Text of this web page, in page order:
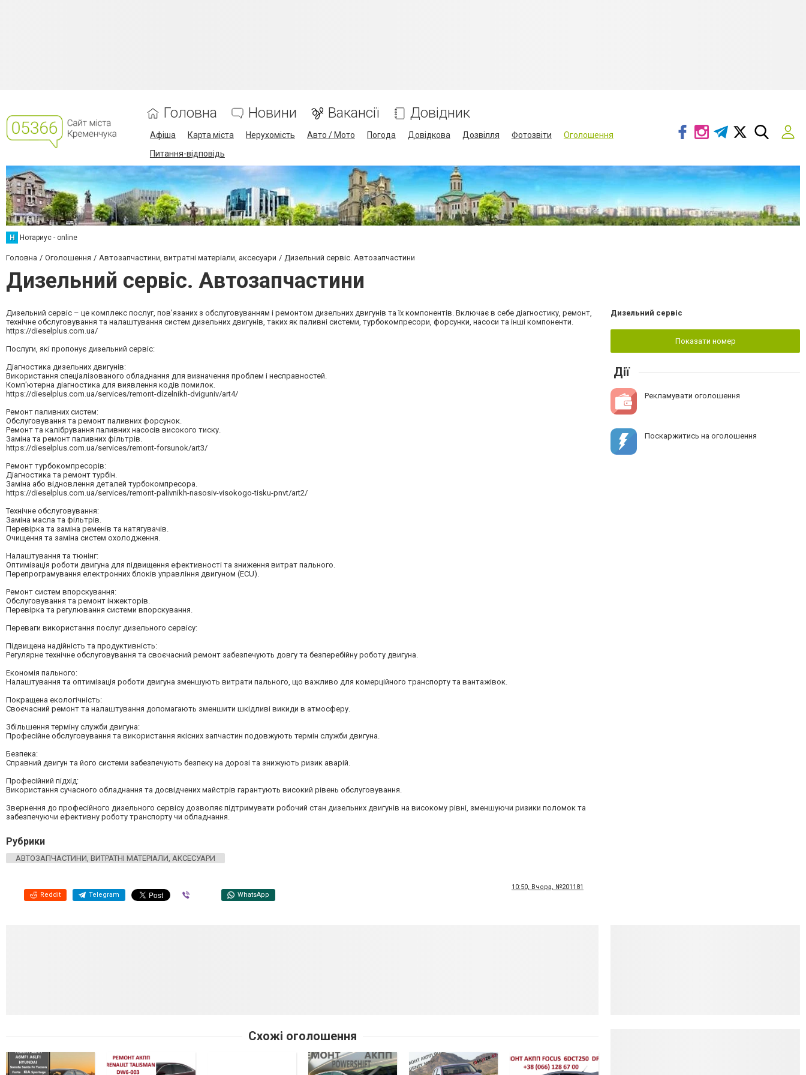
Головна Новини Вакансії Довідник
Афіша Карта міста Нерухомість Авто / Мото Погода Довідкова Дозвілля Фотозвіти
Оголошення
Питання-відповідь
Н Нотариус - online
Головна Оголошення Автозапчастини, витратні матеріали, аксесуари Дизельний сервіс. Автозапчастини
Дизельний сервіс. Автозапчастини
Дизельний сервіс – це комплекс послуг, пов'язаних з обслуговуванням і ремонтом дизельних двигунів та їх компонентів. Включає в себе діагностику, ремонт,
технічне обслуговування та налаштування систем дизельних двигунів, таких як паливні системи, турбокомпресори, форсунки, насоси та інші компоненти.
https://dieselplus.com.ua/
Послуги, які пропонує дизельний сервіс:
Діагностика дизельних двигунів:
Використання спеціалізованого обладнання для визначення проблем і несправностей.
Комп'ютерна діагностика для виявлення кодів помилок.
https://dieselplus.com.ua/services/remont-dizelnikh-dviguniv/art4/
Ремонт паливних систем:
Обслуговування та ремонт паливних форсунок.
Ремонт та калібрування паливних насосів високого тиску.
Заміна та ремонт паливних фільтрів.
https://dieselplus.com.ua/services/remont-forsunok/art3/
Ремонт турбокомпресорів:
Діагностика та ремонт турбін.
Заміна або відновлення деталей турбокомпресора.
https://dieselplus.com.ua/services/remont-palivnikh-nasosiv-visokogo-tisku-pnvt/art2/
Технічне обслуговування:
Заміна масла та фільтрів.
Перевірка та заміна ременів та натягувачів.
Очищення та заміна систем охолодження.
Налаштування та тюнінг:
Оптимізація роботи двигуна для підвищення ефективності та зниження витрат пального.
Перепрограмування електронних блоків управління двигуном (ECU).
Ремонт систем впорскування:
Обслуговування та ремонт інжекторів.
Перевірка та регулювання системи впорскування.
Переваги використання послуг дизельного сервісу:
Підвищена надійність та продуктивність:
Регулярне технічне обслуговування та своєчасний ремонт забезпечують довгу та безперебійну роботу двигуна.
Економія пального:
Налаштування та оптимізація роботи двигуна зменшують витрати пального, що важливо для комерційного транспорту та вантажівок.
Покращена екологічність:
Своєчасний ремонт та налаштування допомагають зменшити шкідливі викиди в атмосферу.
Збільшення терміну служби двигуна:
Професійне обслуговування та використання якісних запчастин подовжують термін служби двигуна.
Безпека:
Справний двигун та його системи забезпечують безпеку на дорозі та знижують ризик аварій.
Професійний підхід:
Використання сучасного обладнання та досвідчених майстрів гарантують високий рівень обслуговування.
Звернення до професійного дизельного сервісу дозволяє підтримувати робочий стан дизельних двигунів на високому рівні, зменшуючи ризики поломок та
забезпечуючи ефективну роботу транспорту чи обладнання.
Рубрики
АВТОЗАПЧАСТИНИ, ВИТРАТНІ МАТЕРІАЛИ, АКСЕСУАРИ
Reddit Telegram WhatsApp
10:50, Вчора, №201181
Дизельний сервіс
Показати номер
Дії
Рекламувати оголошення
Поскаржитись на оголошення
Схожі оголошення